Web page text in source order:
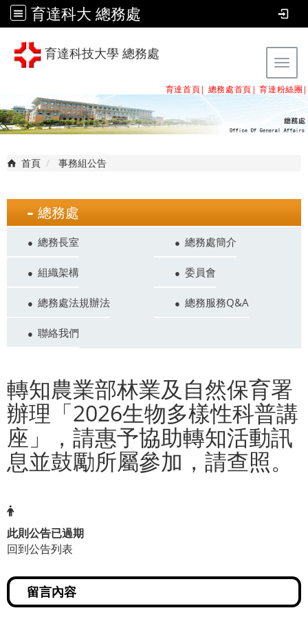
育達科大 總務處
育達科技大學 總務處
育達首頁| 總務處首頁| 育達粉絲團|
首頁 事務組公告
總務處
總務長室 總務處簡介
組織架構 委員會
總務處法規辦法 總務服務Q&A
聯絡我們
轉知農業部林業及自然保育署
辦理「2026生物多樣性科普講
座」，請惠予協助轉知活動訊
息並鼓勵所屬參加，請查照。
此則公告已過期
回到公告列表